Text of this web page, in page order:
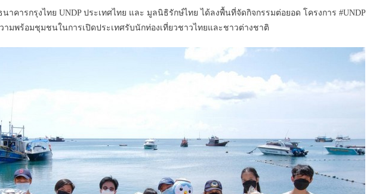
าคารกรุงไทย UNDP ประเทศไทย และ มูลนิธิรักษ์ไทย ได้ลงพื้นที่จัดกิจกรรมต่อยอด โครงการ #UNDP
วามพร้อมชุมชนในการเปิดประเทศรับนักท่องเที่ยวชาวไทยและชาวต่างชาติ